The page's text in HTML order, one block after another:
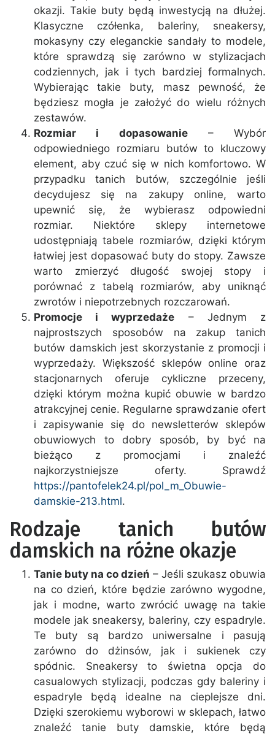
okazji. Takie buty będą inwestycją na dłużej.
Klasyczne czółenka, baleriny, sneakersy,
mokasyny czy eleganckie sandały to modele,
które sprawdzą się zarówno w stylizacjach
codziennych, jak i tych bardziej formalnych.
Wybierając takie buty, masz pewność, że
będziesz mogła je założyć do wielu różnych
zestawów.
Rozmiar i dopasowanie– Wybór
odpowiedniego rozmiaru butów to kluczowy
element, aby czuć się w nich komfortowo. W
przypadku tanich butów, szczególnie jeśli
decydujesz się na zakupy online, warto
upewnić się, że wybierasz odpowiedni
rozmiar. Niektóre sklepy internetowe
udostępniają tabele rozmiarów, dzięki którym
łatwiej jest dopasować buty do stopy. Zawsze
warto zmierzyć długość swojej stopy i
porównać z tabelą rozmiarów, aby uniknąć
zwrotów i niepotrzebnych rozczarowań.
Promocje i wyprzedaże – Jednym z
najprostszych sposobów na zakup tanich
butów damskich jest skorzystanie z promocji i
wyprzedaży. Większość sklepów online oraz
stacjonarnych oferuje cykliczne przeceny,
dzięki którym można kupić obuwie w bardzo
atrakcyjnej cenie. Regularne sprawdzanie ofert
i zapisywanie się do newsletterów sklepów
obuwiowych to dobry sposób, by być na
bieżąco z promocjami i znaleźć
najkorzystniejsze oferty. Sprawdź
https://pantofelek24.pl/pol_m_Obuwie-
damskie-213.html.
Rodzaje tanich butów
damskich na różne okazje
Tanie buty na co dzień – Jeśli szukasz obuwia
na co dzień, które będzie zarówno wygodne,
jak i modne, warto zwrócić uwagę na takie
modele jak sneakersy, baleriny, czy espadryle.
Te buty są bardzo uniwersalne i pasują
zarówno do dżinsów, jak i sukienek czy
spódnic. Sneakersy to świetna opcja do
casualowych stylizacji, podczas gdy baleriny i
espadryle będą idealne na cieplejsze dni.
Dzięki szerokiemu wyborowi w sklepach, łatwo
znaleźć tanie buty damskie, które będą